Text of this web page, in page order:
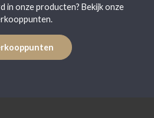
in onze producten? Bekijk onze